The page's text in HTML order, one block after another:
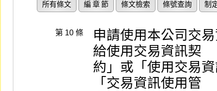
所有條文 編 章 節 條文檢索 條號查詢 制
第 10 條
申請使用本公司交
給使用交易資訊契
約」或「使用交易
「交易資訊使用管